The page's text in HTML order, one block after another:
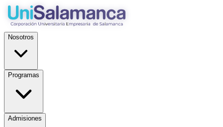
Nosotros
Programas
Admisiones